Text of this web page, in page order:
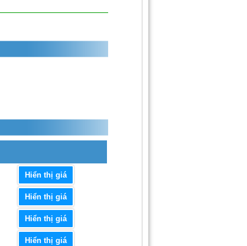
Hiển thị giá
Hiển thị giá
Hiển thị giá
Hiển thị giá